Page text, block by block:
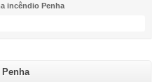
incêndio Penha